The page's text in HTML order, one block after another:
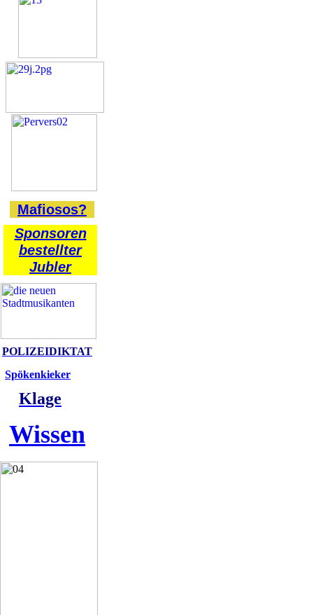
Mafiosos?
Sponsoren
bestellter
Jubler
POLIZEIDIKTAT
Spökenkieker
Klage
Wissen